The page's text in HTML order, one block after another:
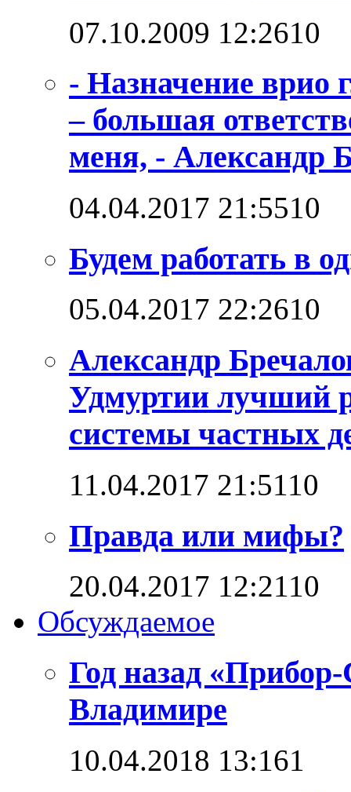
07.10.2009 12:261 0
- Назначение врио
– большая
меня, - Александр
04.04.2017 21:5510
Будем работать в
05.04.2017 22:2610
Александр
Удмуртии лучший
системы частных
11.04.2017 21:5110
Правда или мифы?
20.04.2017 12:2110
Обсуждаемое
Год назад
Владимире
10.04.2018 13:161